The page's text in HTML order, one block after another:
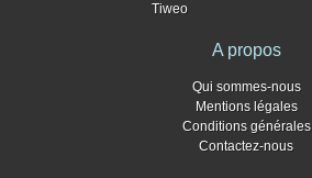
Tiweo
A propos
Qui sommes-nous
Mentions légales
Conditions générales
Contactez-nous